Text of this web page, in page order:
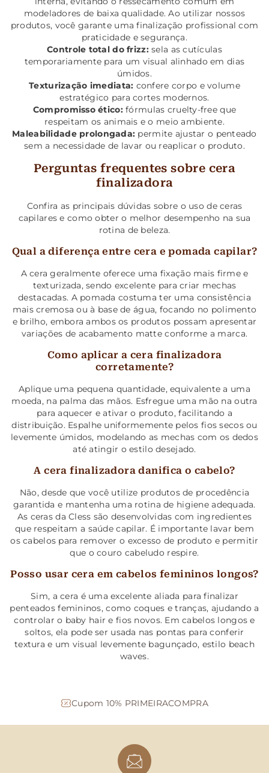
modeladores de baixa qualidade. Ao utilizar nossos
produtos, você garante uma finalização profissional com
praticidade e segurança.
Controle total do frizz:sela as cutículas
temporariamente para um visual alinhado em dias
úmidos.
Texturização imediata: confere corpo e volume
estratégico para cortes modernos.
Compromisso ético:fórmulas cruelty-free que
respeitam os animais e o meio ambiente.
Maleabilidade prolongada: permite ajustar o penteado
sem a necessidade de lavar ou reaplicar o produto.
Perguntas frequentes sobre cera
finalizadora
Confira as principais dúvidas sobre o uso de ceras
capilares e como obter o melhor desempenho na sua
rotina de beleza.
Qual a diferença entre cera e pomada capilar?
A cera geralmente oferece uma fixação mais firme e
texturizada, sendo excelente para criar mechas
destacadas. A pomada costuma ter uma consistência
mais cremosa ou à base de água, focando no polimento
e brilho, embora ambos os produtos possam apresentar
variações de acabamento matte conforme a marca.
Como aplicar a cera finalizadora
corretamente?
Aplique uma pequena quantidade, equivalente a uma
moeda, na palma das mãos. Esfregue uma mão na outra
para aquecer e ativar o produto, facilitando a
distribuição. Espalhe uniformemente pelos fios secos ou
levemente úmidos, modelando as mechas com os dedos
até atingir o estilo desejado.
A cera finalizadora danifica o cabelo?
Não, desde que você utilize produtos de procedência
garantida e mantenha uma rotina de higiene adequada.
As ceras da Cless são desenvolvidas com ingredientes
que respeitam a saúde capilar. É importante lavar bem
os cabelos para remover o excesso de produto e permitir
que o couro cabeludo respire.
Posso usar cera em cabelos femininos longos?
Sim, a cera é uma excelente aliada para finalizar
penteados femininos, como coques e tranças, ajudando a
controlar o baby hair e fios novos. Em cabelos longos e
soltos, ela pode ser usada nas pontas para conferir
textura e um visual levemente bagunçado, estilo beach
waves.
Cupom 10% PRIMEIRACOMPRA